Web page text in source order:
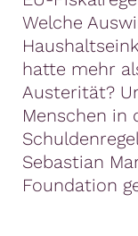
Welche
hatte mehr
Austerität?
Menschen in
Sebastian
Foundation